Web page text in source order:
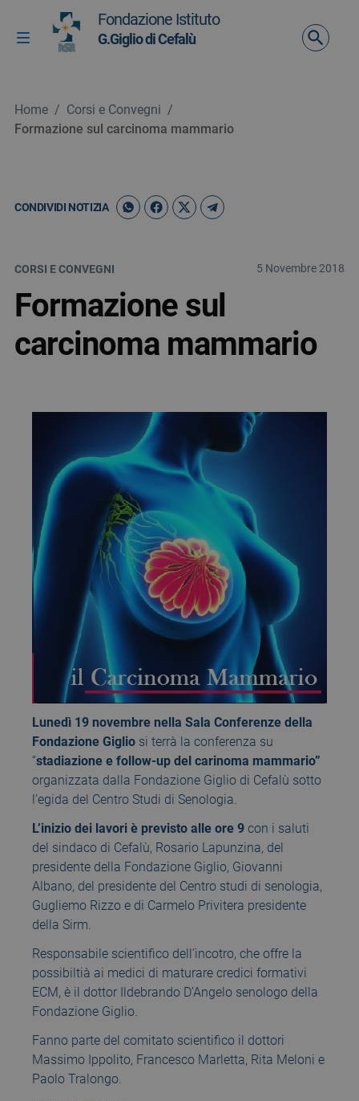
Vai ai contenuti
Vai al menu di navigazione
Vai al footer
Attiva / disattiva la navigazione
Fondazione Istituto
G.Giglio di Cefalù
Home / Corsi e Convegni /
Formazione sul carcinoma mammario
CONDIVIDI NOTIZIA
CORSI E CONVEGNI 5 Novembre 2018
Formazione sul
carcinoma mammario
Lunedì 19 novembre nella Sala Conferenze della
Fondazione Giglio si terrà la conferenza su
“stadiazione e follow-up del carinoma mammario”
organizzata dalla Fondazione Giglio di Cefalù sotto
l’egida del Centro Studi di Senologia.
L’inizio dei lavori è previsto alle ore 9 con i saluti
del sindaco di Cefalù, Rosario Lapunzina, del
presidente della Fondazione Giglio, Giovanni
Albano, del presidente del Centro studi di senologia,
Gugliemo Rizzo e di Carmelo Privitera presidente
della Sirm.
Responsabile scientifico dell’incotro, che offre la
possibiltià ai medici di maturare credici formativi
ECM, è il dottor Ildebrando D’Angelo senologo della
Fondazione Giglio.
Fanno parte del comitato scientifico il dottori
Massimo Ippolito, Francesco Marletta, Rita Meloni e
Paolo Tralongo.